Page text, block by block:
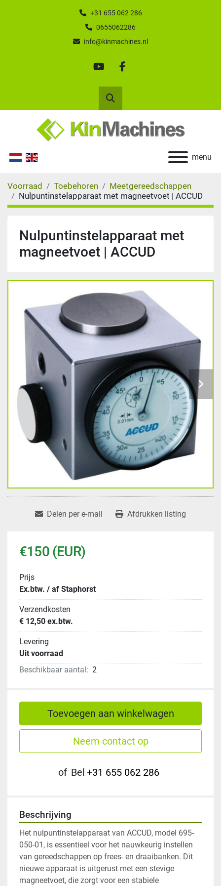
+31 655 062 286
0655062286
info@kinmachines.nl
youtubefacebook
Zoek
menu
Voorraad Toebehoren
Meetgereedschappen
Nulpuntinstelapparaat met magneetvoet | ACCUD
Nulpuntinstelapparaat met
magneetvoet | ACCUD
Delen per e-mail Afdrukken listing
€150 (EUR)
Prijs
Ex.btw. / af Staphorst
Verzendkosten
€ 12,50 ex.btw.
Levering
Uit voorraad
Beschikbaar aantal: 2
Toevoegen aan winkelwagen
Neem contact op
of Bel +31 655 062 286
Beschrijving
Het nulpuntinstelapparaat van ACCUD, model 695-
050-01, is essentieel voor het nauwkeurig instellen
van gereedschappen op frees- en draaibanken. Dit
nieuwe apparaat is uitgerust met een stevige
magneetvoet, die zorgt voor een stabiele